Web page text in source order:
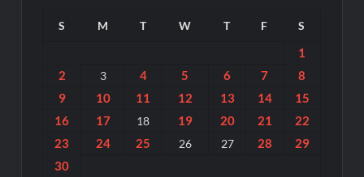
S M T W T F S
1
2
3 4 5 6 7
8
9
10 11 12 13 14
15
16
17 18 19 20 21
22
23
24 25 26 27 28
29
30